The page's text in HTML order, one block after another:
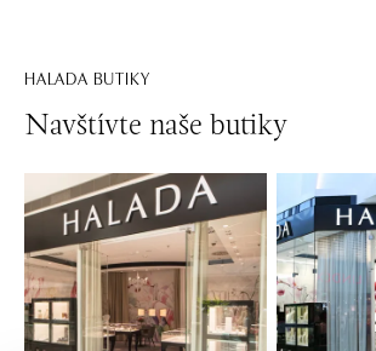
HALADA BUTIKY
Navštívte naše butiky